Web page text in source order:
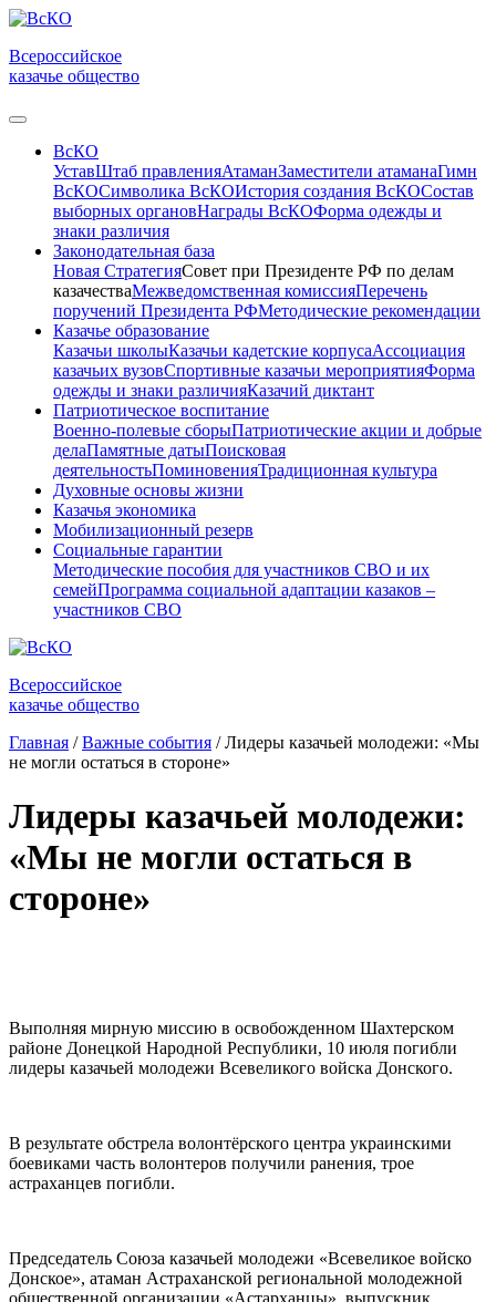
Всероссийское
казачье общество
ВсКО
УставШтаб правленияАтаманЗаместители атаманаГимн
ВсКОСимволика ВсКОИстория создания ВсКОСостав
выборных органовНаграды ВсКОФорма одежды и
знаки различия
Законодательная база
Новая СтратегияСовет при Президенте РФ по делам
казачестваМежведомственная комиссияПеречень
поручений Президента РФМетодические рекомендации
Казачье образование
Казачьи школыКазачьи кадетские корпусаАссоциация
казачьих вузовСпортивные казачьи мероприятияФорма
одежды и знаки различияКазачий диктант
Патриотическое воспитание
Военно-полевые сборыПатриотические акции и добрые
делаПамятные датыПоисковая
деятельностьПоминовенияТрадиционная культура
Духовные основы жизни
Казачья экономика
Мобилизационный резерв
Социальные гарантии
Методические пособия для участников СВО и их
семейПрограмма социальной адаптации казаков –
участников СВО
Всероссийское
казачье общество
Главная / Важные события / Лидеры казачьей молодежи: «Мы
не могли остаться в стороне»
Лидеры казачьей молодежи:
«Мы не могли остаться в
стороне»
Выполняя мирную миссию в освобожденном Шахтерском
районе Донецкой Народной Республики, 10 июля погибли
лидеры казачьей молодежи Всевеликого войска Донского.
В результате обстрела волонтёрского центра украинскими
боевиками часть волонтеров получили ранения, трое
астраханцев погибли.
Председатель Союза казачьей молодежи «Всевеликое войско
Донское», атаман Астраханской региональной молодежной
общественной организации «Астарханцы», выпускник